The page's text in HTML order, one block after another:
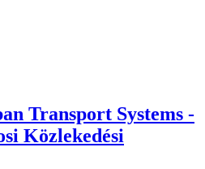
Transport Systems -
Közlekedési